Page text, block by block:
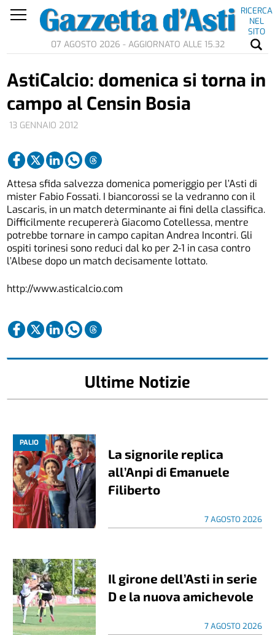
RICERCA
NEL
SITO
07 AGOSTO 2026 - AGGIORNATO ALLE 15.32
13 GENNAIO 2012
AstiCalcio: domenica si torna in
campo al Censin Bosia
Attesa sfida salvezza domenica pomeriggio per l’Asti di
mister Fabio Fossati. I biancorossi se la vedranno con il
Lascaris, in un match determinante ai fini della classifica.
Difficilmente recupererà Giacomo Cotellessa, mentre
potrebbe tornare in campo capitan Andrea Incontri. Gli
ospiti torinesi sono reduci dal ko per 2-1 in casa contro
l’Albese dopo un match decisamente lottato.
http://www.asticalcio.com
Ultime Notizie
PALIO
La signorile replica
all’Anpi di Emanuele
Filiberto
7 AGOSTO 2026
Il girone dell’Asti in serie
D e la nuova amichevole
7 AGOSTO 2026